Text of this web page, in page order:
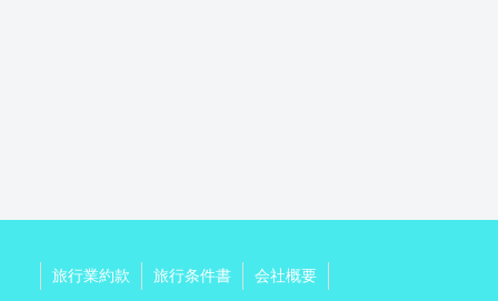
旅行業約款 旅行条件書 会社概要